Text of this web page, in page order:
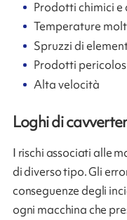
Prodotti chimici e
Temperature
Spruzzi di
Prodotti
Alta velocità
Loghi di
I rischi associati alle
di diverso tipo. Gli
conseguenze degli
ogni macchina che